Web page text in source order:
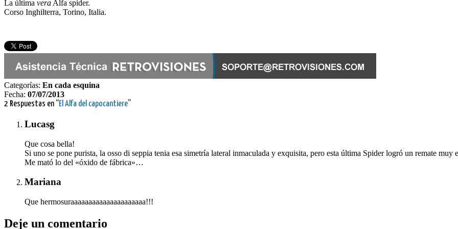
La última vera Alfa spider.
Corso Inghilterra, Torino, Italia.
Categorías: En cada esquina
Fecha: 07/07/2013
2 Respuestas en “El Alfa del capocantiere”
Lucasg
Que cosa bella!
Si uno se pone purista, la osso di seppia tenia esa simetría lateral inmaculada y exquisita, pero esta última Spider logró un remate muy
Me mató lo del «óxido de fábrica»…
Mariana
Que hermosuraaaaaaaaaaaaaaaaaaaaa!!!
Deje un comentario